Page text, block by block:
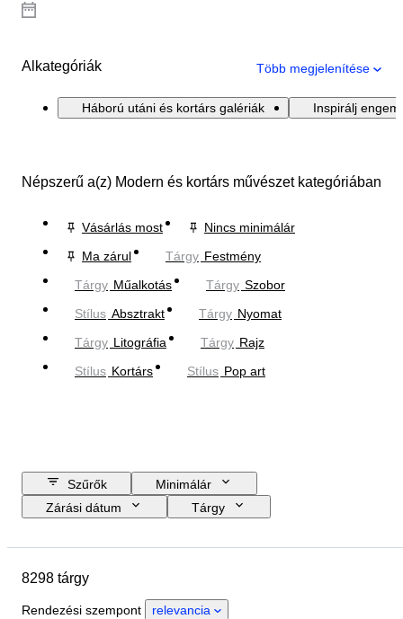
Alkategóriák Több megjelenítése
Háború utáni és kortárs galériák Inspirálj engem
Népszerű a(z) Modern és kortárs művészet kategóriában
Vásárlás most
Nincs minimálár
Ma zárul
Tárgy Festmény
Tárgy Műalkotás Tárgy Szobor
Stílus Absztrakt Tárgy Nyomat
Tárgy Litográfia Tárgy Rajz
Stílus Kortárs Stílus Pop art
Szűrők
Minimálár
Zárási dátum
Tárgy
Téma
Eladta
8298 tárgy
Rendezési szempont relevancia